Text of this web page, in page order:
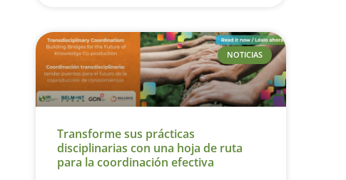
NOTICIAS
Transforme sus prácticas
disciplinarias con una hoja de ruta
para la coordinación efectiva